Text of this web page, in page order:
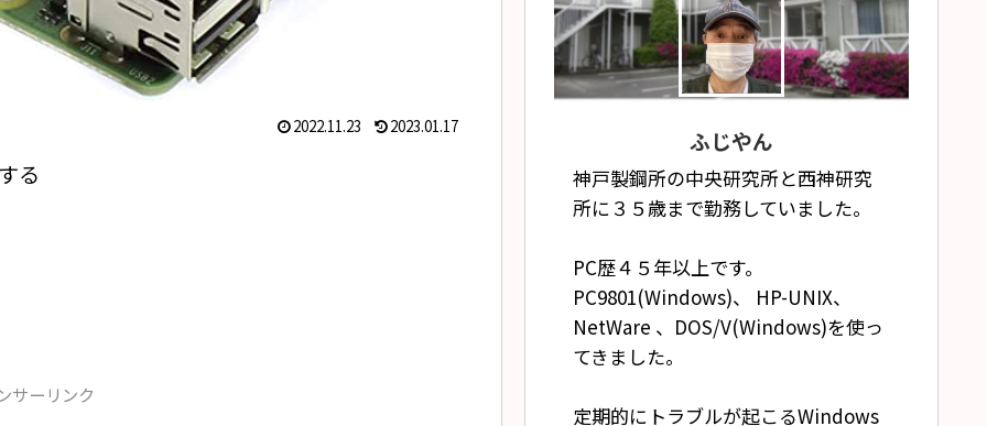
2022.11.23 2023.01.17
る
サーリンク
ふじやん
神戸製鋼所の中央研究所と西神研究
所に３５歳まで勤務していました。
PC歴４５年以上です。
PC9801(Windows)、 HP-UNIX、
NetWare 、DOS/V(Windows)を使っ
てきました。
定期的にトラブルが起こるWindows